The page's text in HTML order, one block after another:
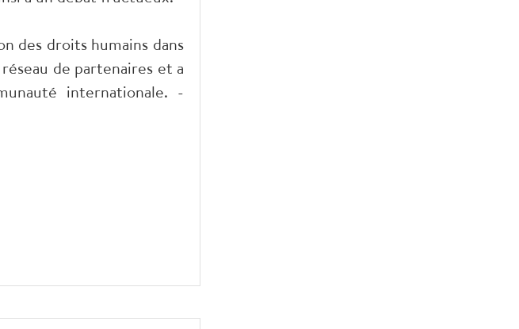
des droits humains dans
de partenaires et a
internationale. -